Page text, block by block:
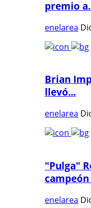
premio
enelarea
Brian
llevó...
enelarea
"Pulga"
campeón
enelarea